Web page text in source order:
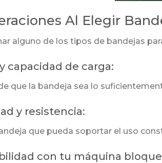
Al Elegir
alguno de los tipos de bandejas
capacidad de carga:
que la bandeja sea lo
y resistencia:
que pueda soportar el uso
con tu máquina